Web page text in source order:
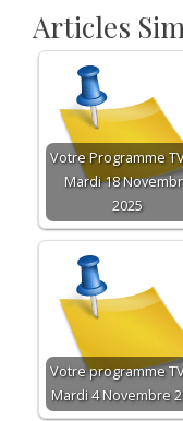
Articles
Votre Programme
Mardi 18
2025
Votre programme
Mardi 4 Novembre